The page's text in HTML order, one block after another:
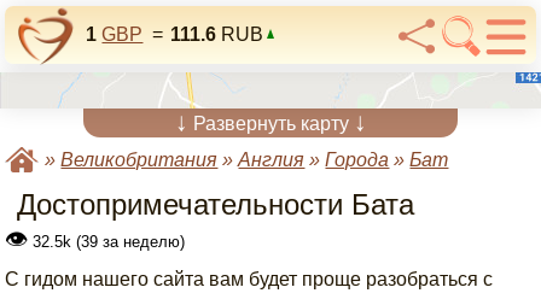
1 GBP = 111.6 RUB
↓ Развернуть карту ↓
»Великобритания »Англия »Города »Бат
Достопримечательности Бата
👁 32.5k (39 за неделю)
С гидом нашего сайта вам будет проще разобраться с